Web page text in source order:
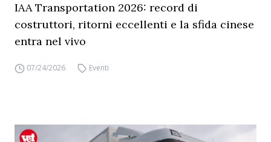
IAA Transportation 2026: record di
costruttori, ritorni eccellenti e la sfida cinese
entra nel vivo
07/24/2026 Eventi